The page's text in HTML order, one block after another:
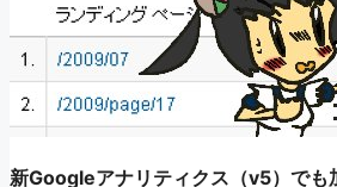
新Googleアナリティクス（v5）でも